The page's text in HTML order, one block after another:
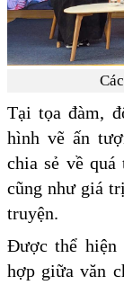
Tại tọa đàm,
hình vẽ ấn
chia sẻ về quá
cũng như giá
truyện.
Được thể hiện
hợp giữa văn